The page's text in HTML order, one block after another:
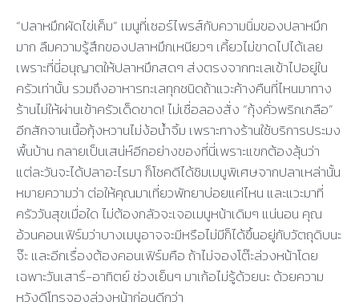
“ปลาหมึกผัดไข่เค็ม” เมนูที่เซอร์ไพรส์กับความนิ่มของปลาหมึก
มาก ลืมความรู้สึกของปลาหมึกเหนียวๆ เคี้ยวไม่ขาดไปได้เลย
เพราะที่นี่อนุญาตให้ปลาหมึกสดๆ ส่งตรงจากทะเลเข้าไปอยู่ใน
ครัวเท่านั้น รวมถึงอาหารทะเลทุกชนิดถ้าแวะค้างคืนที่ไหนมาทาง
ร้านไม่ให้ผ่านเข้าครัวเด็ดขาด! ไม่เชื่อลองสั่ง “กุ้งคั่วพริกเกลือ”
อีกสักจานเนื้อกุ้งหวานไม่ง้อน้ำจิ้ม เพราะทางร้านใช้บริการประมง
พื้นบ้าน กลายเป็นเสน่ห์อีกอย่างของที่นี่เพราะแขกต้องลุ้นว่า
แต่ละวันจะได้ปลาอะไรมา ก็โชคดีได้ชิมเมนูพิเศษจากปลาเหล่านั้น
หมายความว่า ต่อให้คุณมาเที่ยวพัทยาบ่อยแค่ไหน และแวะมาที่
ครัววันสุขเมื่อใด ไม่ต้องกลัวจะเจอเมนูหน้าเดิมๆ แน่นอน คุณ
อ้วนคอนเฟิร์มว่าบางเมนูอาจจะมีหรือไม่มีก็ได้ขึ้นอยู่กับวัตถุดิบนะ
จ๊ะ และอีกเรื่องต้องคอนเฟิร์มคือ ถ้าไม่จองโต๊ะล่วงหน้าโดย
เฉพาะวันเสาร์-อาทิตย์ ช่วงเย็นๆ มาเก้อไม่รู้ด้วยนะ ด้วยความ
หวังดีโทรจองล่วงหน้าก่อนดีกว่า